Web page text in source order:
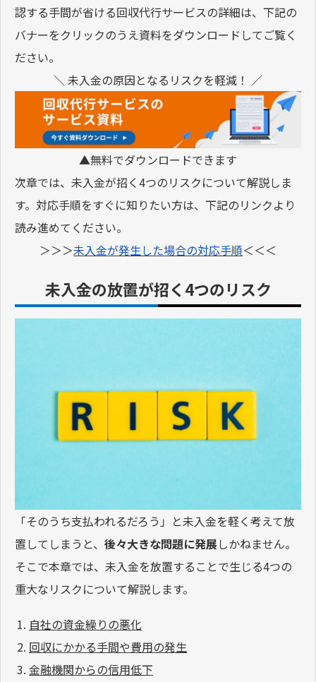
認する手間が省ける回収代行サービスの詳細は、下記の
バナーをクリックのうえ資料をダウンロードしてご覧く
ださい。
＼ 未入金の原因となるリスクを軽減！ ／
▲無料でダウンロードできます
次章では、未入金が招く4つのリスクについて解説しま
す。対応手順をすぐに知りたい方は、下記のリンクより
読み進めてください。
＞＞＞未入金が発生した場合の対応手順＜＜＜
未入金の放置が招く4つのリスク
「そのうち支払われるだろう」と未入金を軽く考えて放
置してしまうと、 後々大きな問題に発展 しかねません。
そこで本章では、未入金を放置することで生じる4つの
重大なリスクについて解説します。
自社の資金繰りの悪化
回収にかかる手間や費用の発生
金融機関からの信用低下